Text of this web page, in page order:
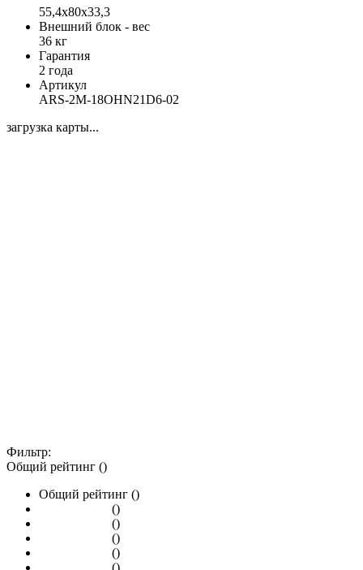
55,4x80x33,3
Внешний блок - вес
36 кг
Гарантия
2 года
Артикул
ARS-2M-18OHN21D6-02
загрузка карты...
Фильтр:
Общий рейтинг ()
Общий рейтинг ()
()
()
()
()
()